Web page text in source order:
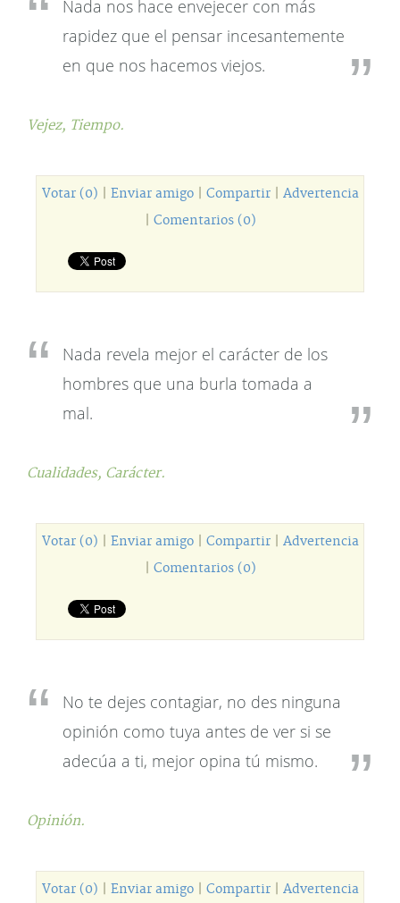
Nada nos hace envejecer con más
rapidez que el pensar incesantemente
en que nos hacemos viejos.
Vejez, Tiempo.
Votar (0) Enviar amigo| Compartir| Advertencia
Comentarios (0)
Nada revela mejor el carácter de los
hombres que una burla tomada a
mal.
Cualidades, Carácter.
Votar (0) Enviar amigo| Compartir| Advertencia
Comentarios (0)
No te dejes contagiar, no des ninguna
opinión como tuya antes de ver si se
adecúa a ti, mejor opina tú mismo.
Opinión.
Votar (0) Enviar amigo| Compartir| Advertencia